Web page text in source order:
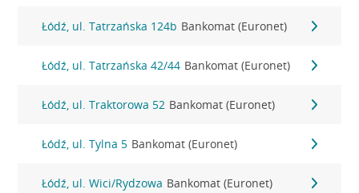
Łódź, ul. Tatrzańska 124b Bankomat (Euronet)
Łódź, ul. Tatrzańska 42/44 Bankomat (Euronet)
Łódź, ul. Traktorowa 52 Bankomat (Euronet)
Łódź, ul. Tylna 5 Bankomat (Euronet)
Łódź, ul. Wici/Rydzowa Bankomat (Euronet)